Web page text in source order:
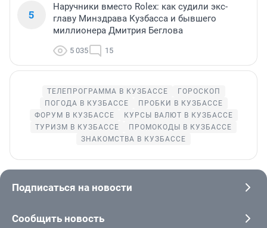
5
Наручники вместо Rolex: как судили экс-
главу Минздрава Кузбасса и бывшего
миллионера Дмитрия Беглова
5 035 15
ТЕЛЕПРОГРАММА В КУЗБАССЕ
ГОРОСКОП
ПОГОДА В КУЗБАССЕ
ПРОБКИ В КУЗБАССЕ
ФОРУМ В КУЗБАССЕ
КУРСЫ ВАЛЮТ В КУЗБАССЕ
ТУРИЗМ В КУЗБАССЕ
ПРОМОКОДЫ В КУЗБАССЕ
ЗНАКОМСТВА В КУЗБАССЕ
Подписаться на новости
Сообщить новость